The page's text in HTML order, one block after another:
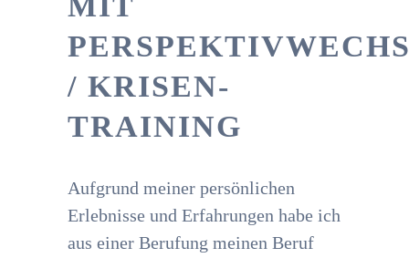
/ KRISEN-
TRAINING
Aufgrund meiner persönlichen
Erlebnisse und Erfahrungen habe ich
aus einer Berufung meinen Beruf